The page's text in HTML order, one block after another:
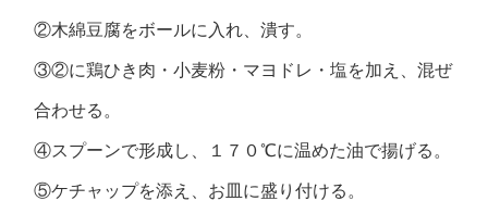
②木綿豆腐をボールに入れ、潰す。
③②に鶏ひき肉・小麦粉・マヨドレ・塩を加え、混ぜ
合わせる。
④スプーンで形成し、１７０℃に温めた油で揚げる。
⑤ケチャップを添え、お皿に盛り付ける。